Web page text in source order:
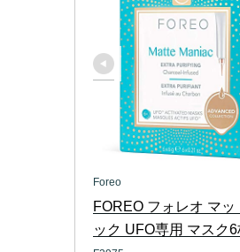
Foreo
FOREO フォレオ マッ
ック UFO専用 マスク6